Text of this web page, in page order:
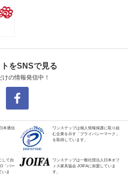
をSNSで見る
けの情報発信中！
本通信
ワンステップは個人情報保護に取り組
む企業を示す「プライバシーマーク」
を取得しています。
して自
「バー
いま
ワンステップは一般社団法人日本オフ
ィス家具協会 JOIFAに加盟していま
す。